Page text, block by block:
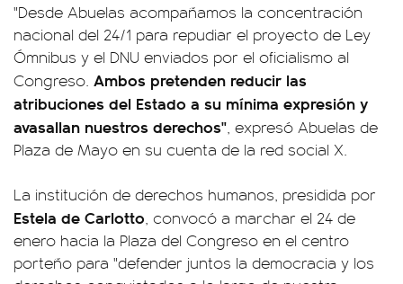
"Desde Abuelas acompañamos la concentración
nacional del 24/1 para repudiar el proyecto de Ley
Ómnibus y el DNU enviados por el oficialismo al
Congreso. Ambos pretenden reducir las
atribuciones del Estado a su mínima expresión y
avasallan nuestros derechos", expresó Abuelas de
Plaza de Mayo en su cuenta de la red social X.
La institución de derechos humanos, presidida por
Estela de Carlotto, convocó a marchar el 24 de
enero hacia la Plaza del Congreso en el centro
porteño para "defender juntos la democracia y los